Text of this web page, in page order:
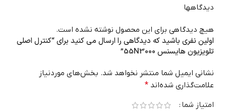
دیدگاهها
هیچ دیدگاهی برای این محصول نوشته نشده است.
اولین نفری باشید که دیدگاهی را ارسال می کنید برای “کنترل اصلی
تلویزیون هایسنس 55N3000”
نشانی ایمیل شما منتشر نخواهد شد. بخش‌های موردنیاز
علامت‌گذاری شده‌اند *
امتیاز شما